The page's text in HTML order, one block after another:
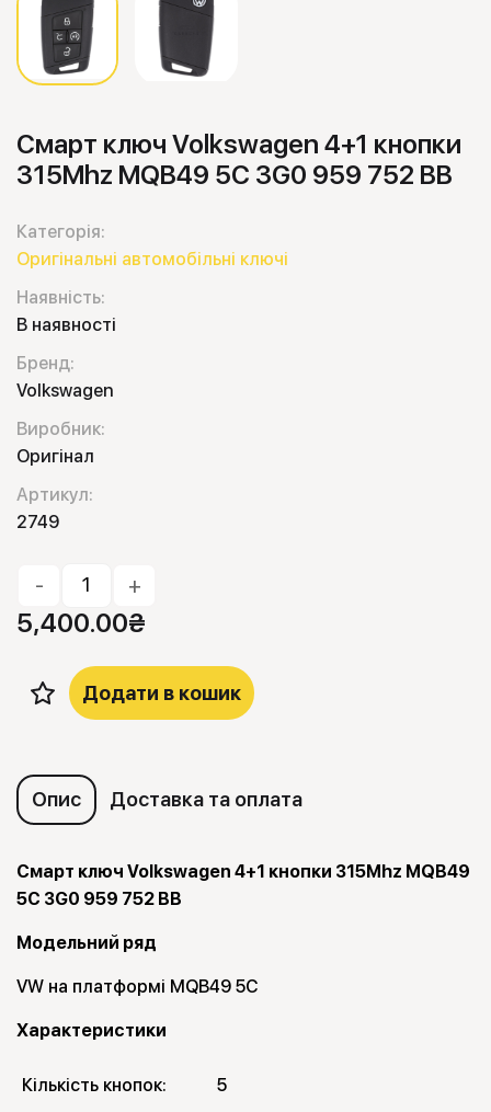
Смарт ключ Volkswagen 4+1 кнопки
315Mhz MQB49 5C 3G0 959 752 BB
Категорія:
Оригінальні автомобільні ключі
Наявність:
В наявності
Бренд:
Volkswagen
Виробник:
Оригінал
Артикул:
2749
- +
5,400.00₴
Додати в кошик
Опис Доставка та оплата
Смарт ключ Volkswagen 4+1 кнопки 315Mhz MQB49
5C 3G0 959 752 BB
Модельний ряд
VW на платформі MQB49 5C
Характеристики
Кількість кнопок: 5